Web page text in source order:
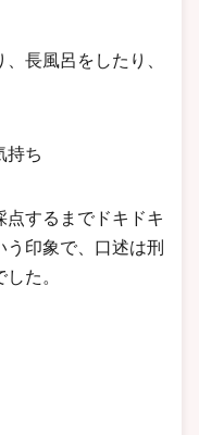
長風呂をしたり、
持ち
するまでドキドキ
印象で、口述は刑
た。